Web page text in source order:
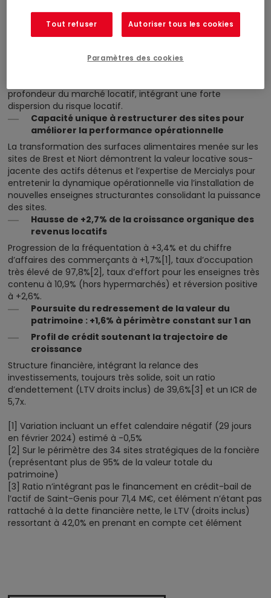
rendement immédiat et potentiel de création de valeur
avantageux.
zones commerciales de France
profondeur du marché locatif, intégrant une forte
dispersion du risque locatif.
Capacité unique à restructurer des sites pour
améliorer la performance opérationnelle
La transformation des surfaces alimentaires menée sur les
sites de Brest et Niort démontrent la valeur locative sous-
jacente des actifs détenus et l’expertise de Mercialys pour
entretenir la dynamique opérationnelle via l’installation de
nouvelles enseignes structurantes consolidant la puissance
des sites.
Hausse de +2,7% de la croissance organique des
revenus locatifs
Progression de la fréquentation à +3,4% et du chiffre
d’affaires des commerçants à +1,7% [1], taux d’occupation
très élevé de 97,8% [2], taux d’effort pour les enseignes très
contenu à 10,9% (hors hypermarchés) et réversion positive
à +2,6%.
Poursuite du redressement de la valeur du
patrimoine : +1,6% à périmètre constant sur 1 an
Profil de crédit soutenant la trajectoire de
croissance
Structure financière, intégrant la relance des
investissements, toujours très solide, soit un ratio
d’endettement (LTV droits inclus) de 39,6% [3] et un ICR de
5,7x.
[1] Variation incluant un effet calendaire négatif (29 jours
en février 2024) estimé à -0,5%
[2] Sur le périmètre des 34 sites stratégiques de la foncière
(représentant plus de 95% de la valeur totale du
patrimoine)
[3] Ratio n’intégrant pas le financement en crédit-bail de
l’actif de Saint-Genis pour 71,4 M€, cet élément n’étant pas
rattaché à la dette financière nette, le LTV (droits inclus)
ressortant à 42,0% en prenant en compte cet élément
Tout refuser Autoriser tous les cookies
Paramètres des cookies